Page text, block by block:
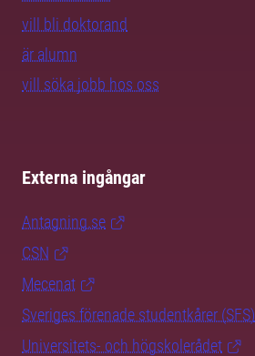
vill bli doktorand
är alumn
vill söka jobb hos oss
Externa ingångar
Antagning.se
CSN
Mecenat
Sveriges förenade studentkårer (SFS)
Universitets- och högskolerådet